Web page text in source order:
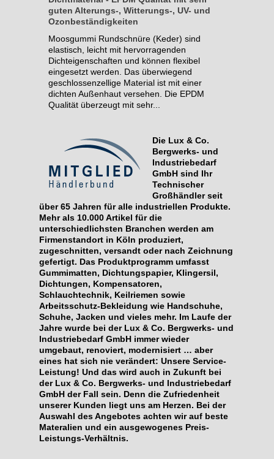
guten Alterungs-, Witterungs-, UV- und
Ozonbeständigkeiten
Moosgummi Rundschnüre (Keder) sind
elastisch, leicht mit hervorragenden
Dichteigenschaften und können flexibel
eingesetzt werden. Das überwiegend
geschlossenzellige Material ist mit einer
dichten Außenhaut versehen. Die EPDM
Qualität überzeugt mit sehr...
Die Lux & Co.
Bergwerks- und
Industriebedarf
GmbH sind Ihr
Technischer
Großhändler seit
über 65 Jahren für alle industriellen Produkte.
Mehr als 10.000 Artikel für die
unterschiedlichsten Branchen werden am
Firmenstandort in Köln produziert,
zugeschnitten, versandt oder nach Zeichnung
gefertigt. Das Produktprogramm umfasst
Gummimatten, Dichtungspapier, Klingersil,
Dichtungen, Kompensatoren,
Schlauchtechnik, Keilriemen sowie
Arbeitsschutz-Bekleidung wie Handschuhe,
Schuhe, Jacken und vieles mehr. Im Laufe der
Jahre wurde bei der Lux & Co. Bergwerks- und
Industriebedarf GmbH immer wieder
umgebaut, renoviert, modernisiert … aber
eines hat sich nie verändert: Unsere Service-
Leistung! Und das wird auch in Zukunft bei
der Lux & Co. Bergwerks- und Industriebedarf
GmbH der Fall sein. Denn die Zufriedenheit
unserer Kunden liegt uns am Herzen. Bei der
Auswahl des Angebotes achten wir auf beste
Materalien und ein ausgewogenes Preis-
Leistungs-Verhältnis.